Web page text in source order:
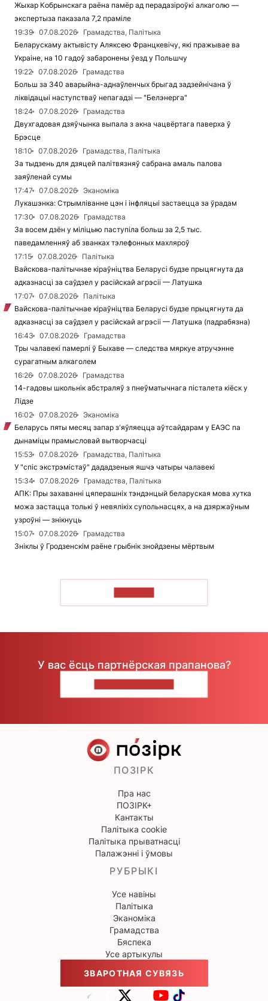
Жыхар Кобрынскага раёна памёр ад перадазіроўкі алкаголю —
экспертыза паказала 7,2 праміле
19:39
07.08.2026
Грамадства, Палітыка
Беларускаму актывісту Аляксею Францкевічу, які пражывае ва
Украіне, на 10 гадоў забаронены ўезд у Польшчу
19:22
07.08.2026
Грамадства
Больш за 340 аварыйна-аднаўленчых брыгад задзейнічана ў
ліквідацыі наступстваў непагадзі — "Белэнерга"
18:24
07.08.2026
Грамадства
Двухгадовая дзяўчынка выпала з акна чацвёртага паверха ў
Брэсце
18:10
07.08.2026
Грамадства, Палітыка
За тыдзень для дзяцей палітвязняў сабрана амаль палова
заяўленай сумы
17:47
07.08.2026
Эканоміка
Лукашэнка: Стрымліванне цэн і інфляцыі застаецца за ўрадам
17:30
07.08.2026
Грамадства
За восем дзён у міліцыю паступіла больш за 2,5 тыс.
паведамленняў аб званках тэлефонных махляроў
17:15
07.08.2026
Палітыка
Вайскова-палітычнае кіраўніцтва Беларусі будзе прыцягнута да
адказнасці за саўдзел у расійскай агрэсіі — Латушка
17:07
07.08.2026
Палітыка
Вайскова-палітычнае кіраўніцтва Беларусі будзе прыцягнута да
адказнасці за саўдзел у расійскай агрэсіі — Латушка (падрабязна)
16:43
07.08.2026
Грамадства
Тры чалавекі памерлі ў Быхаве — следства мяркуе атручэнне
сурагатным алкаголем
16:26
07.08.2026
Грамадства
14-гадовы школьнік абстраляў з пнеўматычнага пісталета кіёск у
Лідзе
16:02
07.08.2026
Эканоміка
Беларусь пяты месяц запар з'яўляецца аўтсайдарам у ЕАЭС па
дынаміцы прамысловай вытворчасці
15:53
07.08.2026
Грамадства, Палітыка
У "спіс экстрэмістаў" дададзеныя яшчэ чатыры чалавекі
15:34
07.08.2026
Грамадства, Палітыка
АПК: Пры захаванні цяперашніх тэндэнцый беларуская мова хутка
можа застацца толькі ў невялікіх супольнасцях, а на дзяржаўным
узроўні — знікнуць
15:07
07.08.2026
Грамадства
Зніклы ў Гродзенскім раёне грыбнік знойдзены мёртвым
У вас ёсць партнёрская прапанова?
ПОЗІРК
Пра нас
ПОЗІРК+
Кантакты
Палітыка cookie
Палітыка прыватнасці
Палажэнні і ўмовы
РУБРЫКІ
Усе навіны
Палітыка
Эканоміка
Грамадства
Бяспека
Усе артыкулы
ЗВАРОТНАЯ СУВЯЗЬ